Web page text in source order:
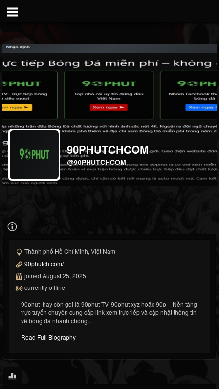
90PHUTCHCOM
@90PHUTCHCOM
Thành phố Hồ Chí Minh, Việt Nam
90phutch.com/
joined August 25, 2025
currently offline
90phut hay còn gọi là 90phut TV, 90phut xyz hoặc 90p – Nền tảng
trực tuyến chuyên cung cấp link xem trực tiếp và cập nhật thông tin
về bóng đá nhanh chóng...
Read Full Biography